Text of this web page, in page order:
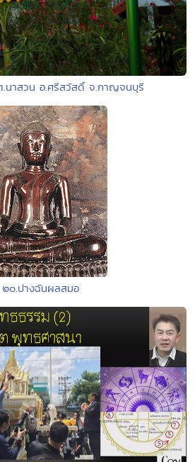
.นาสวน อ.ศรีสวัสดิ์ จ.กาญจนบุรี
๒๐.ปางฉันผลสมอ